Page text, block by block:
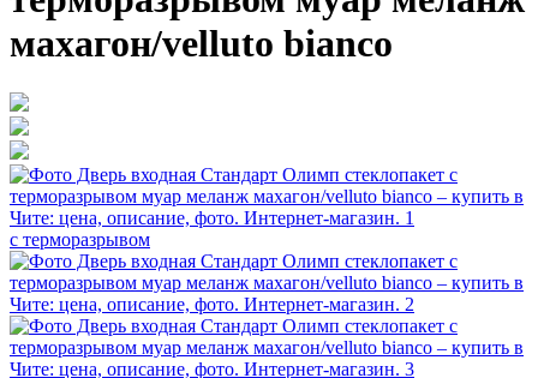
махагон/velluto bianco
с терморазрывом